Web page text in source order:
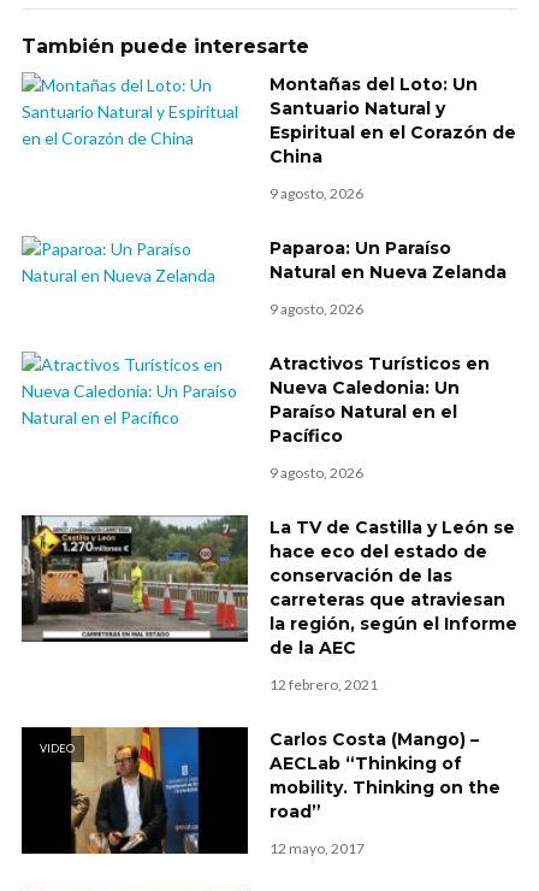
También puede interesarte
Montañas del Loto: Un
Santuario Natural y
Espiritual en el Corazón de
China
9 agosto, 2026
Paparoa: Un Paraíso
Natural en Nueva Zelanda
9 agosto, 2026
Atractivos Turísticos en
Nueva Caledonia: Un
Paraíso Natural en el
Pacífico
9 agosto, 2026
La TV de Castilla y León se
hace eco del estado de
conservación de las
carreteras que atraviesan
la región, según el Informe
de la AEC
12 febrero, 2021
VIDEO
Carlos Costa (Mango) –
AECLab “Thinking of
mobility. Thinking on the
road”
12 mayo, 2017